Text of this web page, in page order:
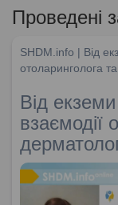
Проведені
SHDM.info | Від
отоларинголога
Від
взаємодії